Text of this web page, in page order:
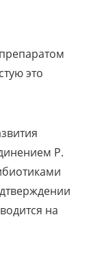
это
P.
на